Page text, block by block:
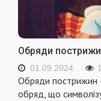
Обряди
01.09.2024
Обряди пострижин
обряд, що